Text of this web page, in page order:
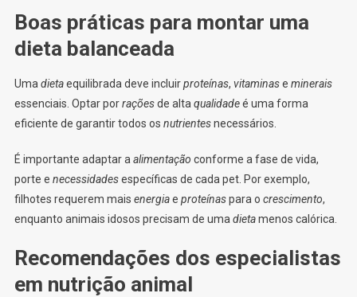
Boas práticas para montar uma
dieta balanceada
Uma dietaequilibrada deve incluirproteínas, vitaminase minerais
essenciais. Optar porraçõesde alta qualidadeé uma forma
eficiente de garantir todos os nutrientesnecessários.
É importante adaptar a alimentação conforme a fase de vida,
porte e necessidadesespecíficas de cada pet. Por exemplo,
filhotes requerem mais energiae proteínaspara o crescimento,
enquanto animais idosos precisam de uma dietamenos calórica.
Recomendações dos especialistas
em nutrição animal